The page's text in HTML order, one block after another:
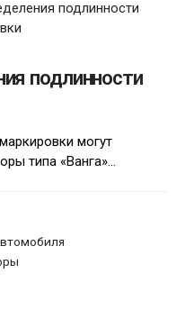
подлинности
могут
типа «Ванга»...